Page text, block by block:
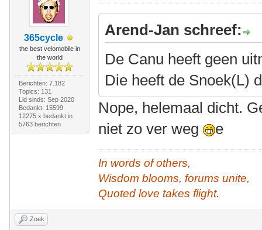
365cycle
the best velomobile in
the world
Berichten: 7.182
Topics: 131
Lid sinds: Sep 2020
Bedankt: 15599
12275 x bedankt in
5763 berichten
Arend-Jan schreef:
De Canu heeft geen
Die heeft de Snoek(L)
Nope, helemaal dicht.
niet zo ver weg
e
In words of others,
Wisdom blooms, forums unite,
Quoted love takes flight.
Zoek